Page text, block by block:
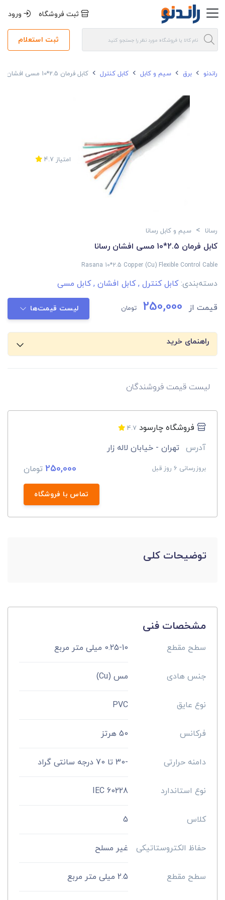
ثبت فروشگاه ورود
ثبت استعلام
راندنو برق سیم و کابل کابل کنترل کابل فرمان 2.5*10 مسی افشان رسانا
امتیاز 4.7
رسانا > سیم و کابل رسانا
کابل فرمان 2.5*10 مسی افشان رسانا
Rasana 10*2.5 Copper (Cu) Flexible Control Cable
دسته‌بندی:کابل کنترل ,کابل افشان ,کابل مسی
قیمت از 250,000 تومان لیست قیمت‌ها
راهنمای خرید
لیست قیمت فروشندگان
فروشگاه چارسود 4.7
آدرس تهران - خیابان لاله زار
بروزرسانی 6 روز قبل 250,000 تومان
تماس با فروشگاه
توضیحات کلی
مشخصات فنی
سطح مقطع 0.25-10 میلی متر مربع
جنس هادی مس (Cu)
نوع عایق PVC
فرکانس 50 هرتز
دامنه حرارتی -30 تا 70 درجه سانتی گراد
نوع استاندارد IEC 60228
کلاس 5
حفاظ الکتروستاتیکی غیر مسلح
سطح مقطع 2.5 میلی متر مربع